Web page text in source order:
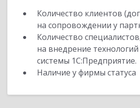
Количество клиентов
на сопровождении у
Количество
на внедрение
системы 1С:Предприятие.
Наличие у фирмы статуса